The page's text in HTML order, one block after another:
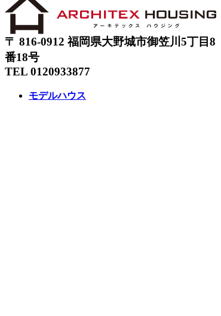
〒 816-0912 福岡県大野城市御笠川5丁目8
番18号
TEL 0120933877
モデルハウス